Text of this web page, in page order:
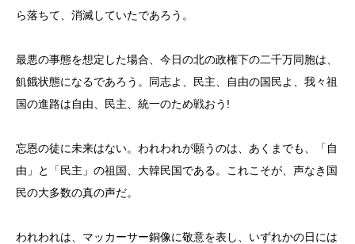
ら落ちて、消滅していたであろう。
最悪の事態を想定した場合、今日の北の政権下の二千万同胞は、
飢餓状態になるであろう。同志よ、民主、自由の国民よ、我々祖
国の進路は自由、民主、統一のため戦おう!
忘恩の徒に未来はない。われわれが願うのは、あくまでも、「自
由」と「民主」の祖国、大韓民国である。これこそが、声なき国
民の大多数の真の声だ。
われわれは、マッカーサー銅像に敬意を表し、いずれかの日には